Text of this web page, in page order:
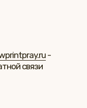
-
связи